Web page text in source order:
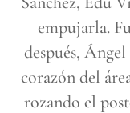
empujarla.
después,
corazón del
rozando el